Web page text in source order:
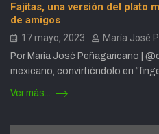
Fajitas, una versión del plato
de amigos
17 mayo, 2023 María José
Por María José Peñagaricano |
mexicano, convirtiéndolo en
Ver más...